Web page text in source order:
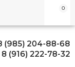
0
(985) 204-88-68
8 (916) 222-78-32